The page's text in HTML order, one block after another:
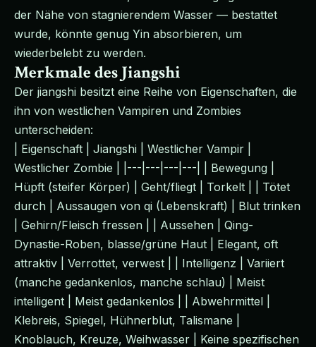
der Nähe von stagnierendem Wasser — bestattet
wurde, könnte genug Yin absorbieren, um
wiederbelebt zu werden.
Merkmale des Jiangshi
Der jiangshi besitzt eine Reihe von Eigenschaften, die
ihn von westlichen Vampiren und Zombies
unterscheiden:
| Eigenschaft | Jiangshi | Westlicher Vampir |
Westlicher Zombie | |---|---|---|---| | Bewegung |
Hüpft (steifer Körper) | Geht/fliegt | Torkelt | | Tötet
durch | Aussaugen von qi (Lebenskraft) | Blut trinken
| Gehirn/Fleisch fressen | | Aussehen | Qing-
Dynastie-Roben, blasse/grüne Haut | Elegant, oft
attraktiv | Verrottet, verwest | | Intelligenz | Variiert
(manche gedankenlos, manche schlau) | Meist
intelligent | Meist gedankenlos | | Abwehrmittel |
Klebreis, Spiegel, Hühnerblut, Talismane |
Knoblauch, Kreuze, Weihwasser | Keine spezifischen